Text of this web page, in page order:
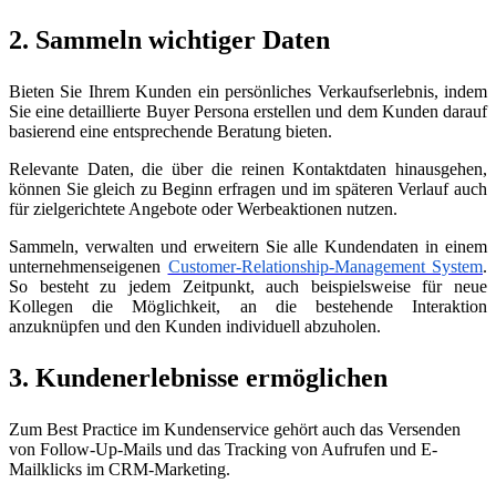
2. Sammeln wichtiger Daten
Bieten Sie Ihrem Kunden ein persönliches Verkaufserlebnis, indem
Sie eine detaillierte Buyer Persona erstellen und dem Kunden darauf
basierend eine entsprechende Beratung bieten.
Relevante Daten, die über die reinen Kontaktdaten hinausgehen,
können Sie gleich zu Beginn erfragen und im späteren Verlauf auch
für zielgerichtete Angebote oder Werbeaktionen nutzen.
Sammeln, verwalten und erweitern Sie alle Kundendaten in einem
unternehmenseigenen Customer-Relationship-Management System.
So besteht zu jedem Zeitpunkt, auch beispielsweise für neue
Kollegen die Möglichkeit, an die bestehende Interaktion
anzuknüpfen und den Kunden individuell abzuholen.
3. Kundenerlebnisse ermöglichen
Zum Best Practice im Kundenservice gehört auch das Versenden
von Follow-Up-Mails und das Tracking von Aufrufen und E-
Mailklicks im CRM-Marketing.